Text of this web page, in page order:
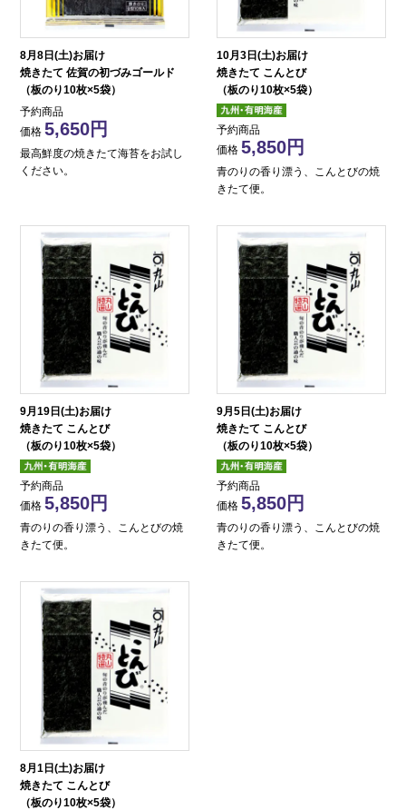
8月8日(土)お届け
焼きたて 佐賀の初づみゴールド
（板のり10枚×5袋）
予約商品
価格 5,650
最高鮮度の焼きたて海苔をお試し
ください。
10月3日(土)お届け
焼きたて こんとび
（板のり10枚×5袋）
予約商品
価格 5,850
青のりの香り漂う、こんとびの焼
きたて便。
9月19日(土)お届け
焼きたて こんとび
（板のり10枚×5袋）
予約商品
価格 5,850
青のりの香り漂う、こんとびの焼
きたて便。
9月5日(土)お届け
焼きたて こんとび
（板のり10枚×5袋）
予約商品
価格 5,850
青のりの香り漂う、こんとびの焼
きたて便。
8月1日(土)お届け
焼きたて こんとび
（板のり10枚×5袋）